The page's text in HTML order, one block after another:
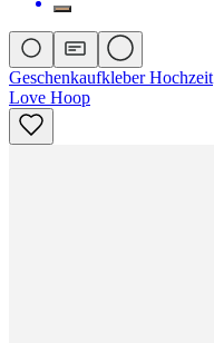
Geschenkaufkleber Hochzeit
Love Hoop